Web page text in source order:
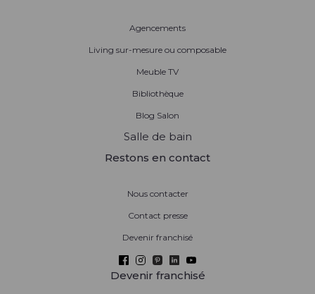
Agencements
Living sur-mesure ou composable
Meuble TV
Bibliothèque
Blog Salon
Salle de bain
Restons en contact
Nous contacter
Contact presse
Devenir franchisé
Devenir franchisé